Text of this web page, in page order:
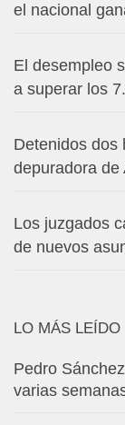
el nacional
El desempleo
a superar los
Detenidos dos
depuradora de
Los juzgados
de nuevos
LO MÁS LEÍDO
Pedro
varias